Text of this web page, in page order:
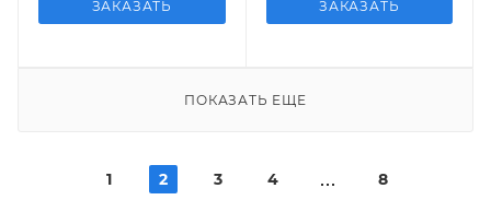
ЗАКАЗАТЬ ЗАКАЗАТЬ
ПОКАЗАТЬ ЕЩЕ
1 2 3 4 8